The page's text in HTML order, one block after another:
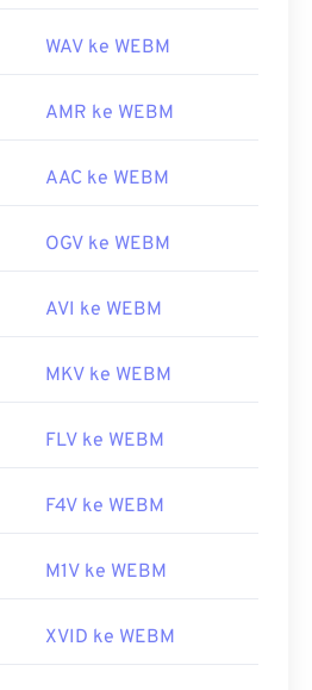
WAV ke WEBM
AMR ke WEBM
AAC ke WEBM
OGV ke WEBM
AVI ke WEBM
MKV ke WEBM
FLV ke WEBM
F4V ke WEBM
M1V ke WEBM
XVID ke WEBM